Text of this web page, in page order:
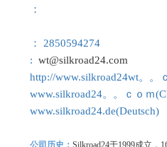
：
： 2850594274
: wt@silkroad24.com
http://www.silkroad24wt。。
www.silkroad24。。ｃｏｍ
www.silkroad24.de(Deutsch)
公司历史： Silkroad24于1999成立，